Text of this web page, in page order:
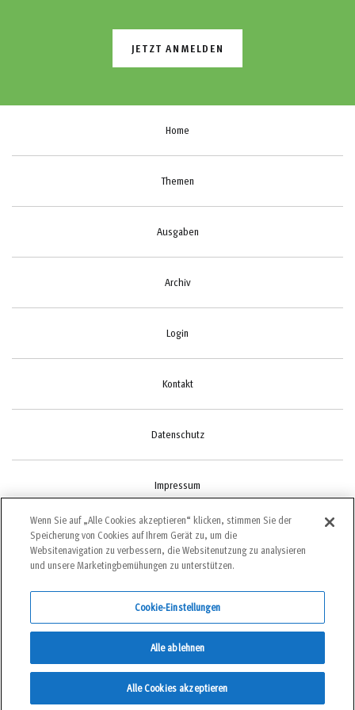
JETZT ANMELDEN
Home
Themen
Ausgaben
Archiv
Login
Kontakt
Datenschutz
Impressum
Cookie-Einstellungen
©2022 bergundsteigen
DEUTSCH
Wenn Sie auf „Alle Cookies akzeptieren“ klicken, stimmen Sie der
Speicherung von Cookies auf Ihrem Gerät zu, um die
Websitenavigation zu verbessern, die Websitenutzung zu analysieren
und unsere Marketingbemühungen zu unterstützen.
Cookie-Einstellungen
Alle ablehnen
Alle Cookies akzeptieren